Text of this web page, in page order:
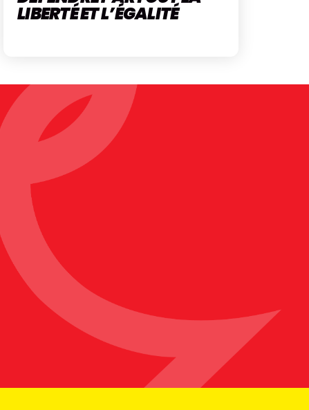
LIBERTÉ ET L’ÉGALITÉ